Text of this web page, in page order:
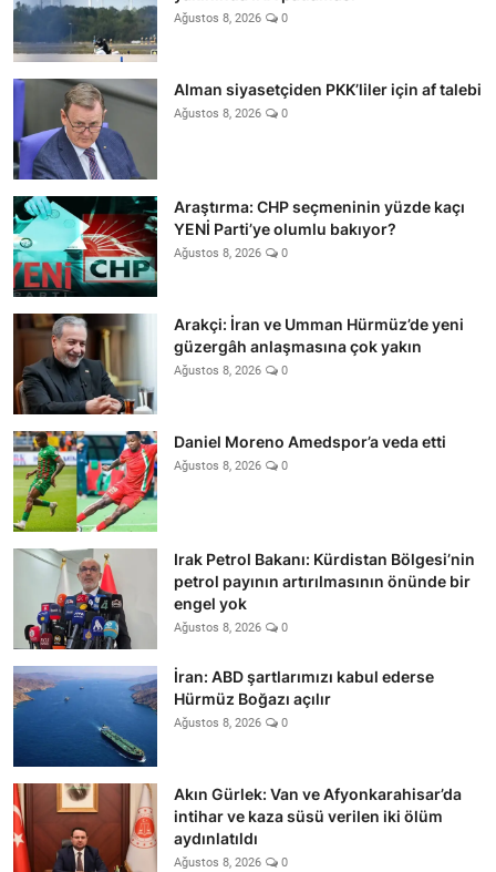
Ağustos 8, 2026 0
Alman siyasetçiden PKK’liler için af talebi
Ağustos 8, 2026 0
Araştırma: CHP seçmeninin yüzde kaçı
YENİ Parti’ye olumlu bakıyor?
Ağustos 8, 2026 0
Arakçi: İran ve Umman Hürmüz’de yeni
güzergâh anlaşmasına çok yakın
Ağustos 8, 2026 0
Daniel Moreno Amedspor’a veda etti
Ağustos 8, 2026 0
Irak Petrol Bakanı: Kürdistan Bölgesi’nin
petrol payının artırılmasının önünde bir
engel yok
Ağustos 8, 2026 0
İran: ABD şartlarımızı kabul ederse
Hürmüz Boğazı açılır
Ağustos 8, 2026 0
Akın Gürlek: Van ve Afyonkarahisar’da
intihar ve kaza süsü verilen iki ölüm
aydınlatıldı
Ağustos 8, 2026 0